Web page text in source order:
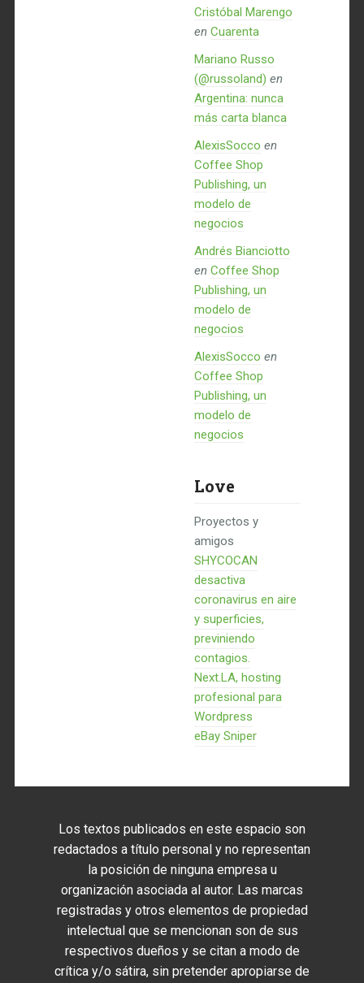
Cristóbal Marengo
en Cuarenta
Mariano Russo
(@russoland) en
Argentina: nunca
más carta blanca
AlexisSocco en
Coffee Shop
Publishing, un
modelo de
negocios
Andrés Bianciotto
en Coffee Shop
Publishing, un
modelo de
negocios
AlexisSocco en
Coffee Shop
Publishing, un
modelo de
negocios
Love
Proyectos y
amigos
SHYCOCAN
desactiva
coronavirus en aire
y superficies,
previniendo
contagios.
Next.LA, hosting
profesional para
Wordpress
eBay Sniper
Los textos publicados en este espacio son
redactados a título personal y no representan
la posición de ninguna empresa u
organización asociada al autor. Las marcas
registradas y otros elementos de propiedad
intelectual que se mencionan son de sus
respectivos dueños y se citan a modo de
crítica y/o sátira, sin pretender apropiarse de